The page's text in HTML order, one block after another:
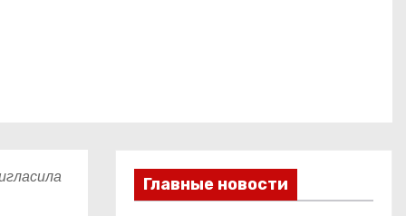
Главные новости